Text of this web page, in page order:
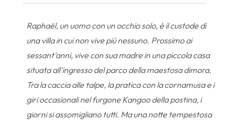
Raphaël, un uomo con un occhio solo, è il custode di
una villa in cui non vive più nessuno. Prossimo ai
sessant’anni, vive con sua madre in una piccola casa
situata all’ingresso del parco della maestosa dimora.
Tra la caccia alle talpe, la pratica con la cornamusa e i
giri occasionali nel furgone Kangoo della postina, i
giorni si assomigliano tutti. Ma una notte tempestosa